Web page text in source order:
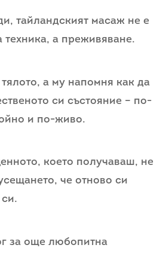
тайландският масаж не е
техника, а преживяване.
а му напомня как да
си състояние – по-
и по-живо.
което получаваш, не
че отново си
за още любопитна